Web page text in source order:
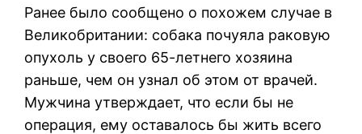
Ранее было сообщено о похожем случае в
Великобритании: собака почуяла раковую
опухоль у своего 65-летнего хозяина
раньше, чем он узнал об этом от врачей.
Мужчина утверждает, что если бы не
операция, ему оставалось бы жить всего